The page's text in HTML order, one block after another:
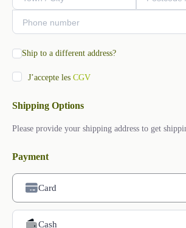
Ship to a different address?
J’accepte les CGV
Shipping Options
Please provide your shipping address to get
Payment
Card
Loading Payment Processor...
Cash